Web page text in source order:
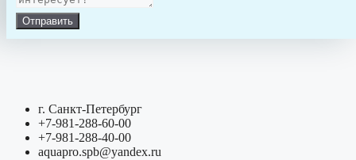
Отправить
г. Санкт-Петербург
+7-981-288-60-00
+7-981-288-40-00
aquapro.spb@yandex.ru